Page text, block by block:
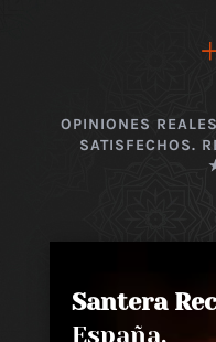
OPINIONES
SATISFECHOS.
Santera
España,